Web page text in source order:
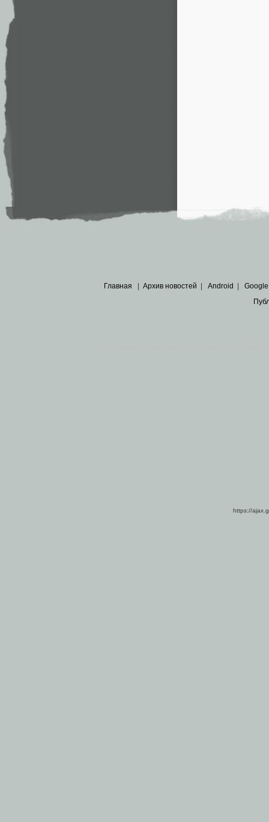
Главная Архив новостей Android Google
https://